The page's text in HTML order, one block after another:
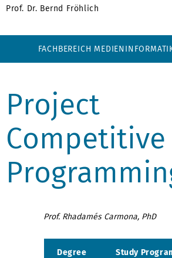
Prof. Dr. Bernd Fröhlich
FACHBEREICH
Project
Competitive
Prof. Rhadamés Carmona, PhD
Degree Study